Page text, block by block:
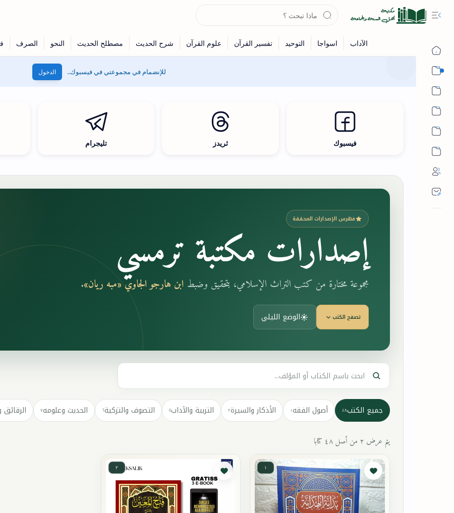
للإنضمام في مجموعتي في فيسبوك.. الدخول
فيسبوك ثريدز تليجرام
فهرس الإصدارات المحققة
إصدارات مكتبة ترمسي
مجموعة مختارة من كتب التراث الإسلامي، بتحقيق وضبط ابن هارجو الجاوي «مبه ريان».
تصفح الكتب الوضع الليلي
جميع الكتب٤٨ أصول الفقه١ الأذكار والسيرة٣ التربية والآداب٥ التصوف والتزكية٦ الحديث وعلومه٧
يتم عرض ٢ من أصل ٤٨ كتابا
١ ٢